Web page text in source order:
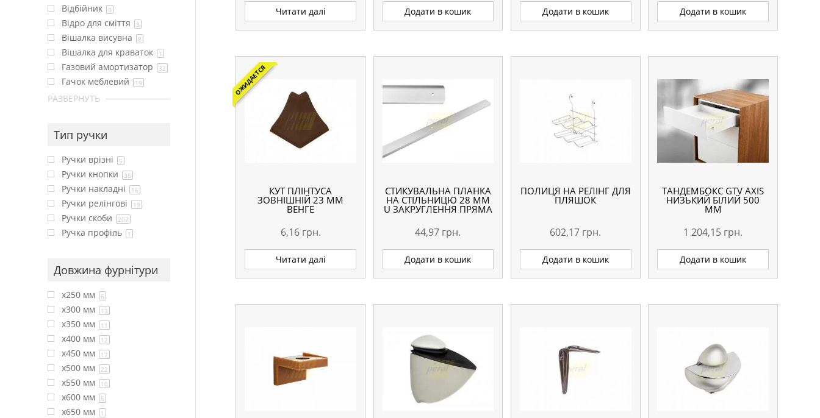
Читати далі Додати в кошик Додати в кошик Додати в кошик
ОЖИДАЕТСЯ
КУТ ПЛІНТУСА
ЗОВНІШНІЙ 23 ММ
ВЕНГЕ
6,16 грн.
Читати далі
СТИКУВАЛЬНА ПЛАНКА
НА СТІЛЬНИЦЮ 28 ММ
U ЗАКРУГЛЕННЯ ПРЯМА
44,97 грн.
Додати в кошик
ПОЛИЦЯ НА РЕЛІНГ ДЛЯ
ПЛЯШОК
602,17 грн.
Додати в кошик
ТАНДЕМБОКС GTV AXIS
НИЗЬКИЙ БІЛИЙ 500
ММ
1 204,15 грн.
Додати в кошик
Відбійник 9
Відро для сміття 3
Вішалка висувна 8
Вішалка для краваток 1
Газовий амортизатор 32
Гачок меблевий 19
РАЗВЕРНУТЬ
Тип ручки
Ручки врізні 5
Ручки кнопки 35
Ручки накладні 16
Ручки релінгові 19
Ручки скоби 207
Ручка профіль 1
Довжина фурнітури
x250 мм 6
x300 мм 13
x350 мм 11
x400 мм 12
x450 мм 17
x500 мм 22
x550 мм 10
x600 мм 5
x650 мм 1